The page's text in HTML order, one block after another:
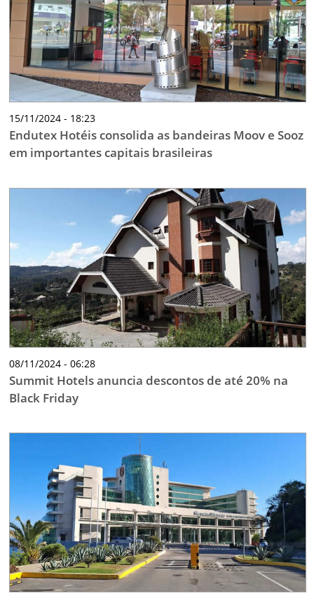
15/11/2024 - 18:23
Endutex Hotéis consolida as bandeiras Moov e Sooz
em importantes capitais brasileiras
08/11/2024 - 06:28
Summit Hotels anuncia descontos de até 20% na
Black Friday